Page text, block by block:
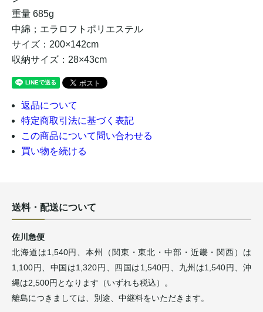
重量 685g
中綿；エラロフトポリエステル
サイズ：200×142cm
収納サイズ：28×43cm
返品について
特定商取引法に基づく表記
この商品について問い合わせる
買い物を続ける
送料・配送について
佐川急便
北海道は1,540円、本州（関東・東北・中部・近畿・関西）は
1,100円、中国は1,320円、四国は1,540円、九州は1,540円、沖
縄は2,500円となります（いずれも税込）。
離島につきましては、別途、中継料をいただきます。